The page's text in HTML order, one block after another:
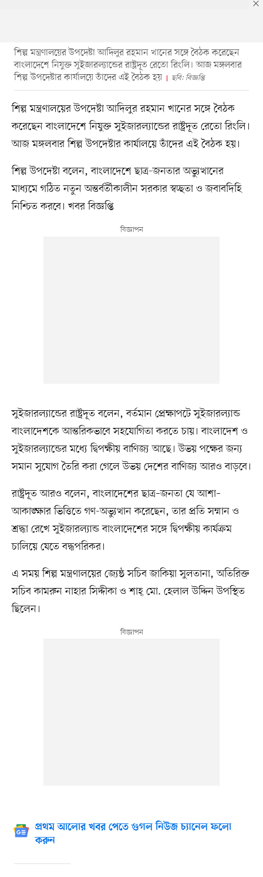
শিল্প মন্ত্রণালয়ের উপদেষ্টা আদিলুর রহমান খানের সঙ্গে বৈঠক করেছেন
বাংলাদেশে নিযুক্ত সুইজারল্যান্ডের রাষ্ট্রদূত রেতো রিংলি। আজ মঙ্গলবার
শিল্প উপদেষ্টার কার্যালয়ে তাঁদের এই বৈঠক হয়
ছবি: বিজ্ঞপ্তি
শিল্প মন্ত্রণালয়ের উপদেষ্টা আদিলুর রহমান খানের সঙ্গে বৈঠক
করেছেন বাংলাদেশে নিযুক্ত সুইজারল্যান্ডের রাষ্ট্রদূত রেতো রিংলি।
আজ মঙ্গলবার শিল্প উপদেষ্টার কার্যালয়ে তাঁদের এই বৈঠক হয়।
শিল্প উপদেষ্টা বলেন, বাংলাদেশে ছাত্র-জনতার অভ্যুত্থানের
মাধ্যমে গঠিত নতুন অন্তর্বর্তীকালীন সরকার স্বচ্ছতা ও জবাবদিহি
নিশ্চিত করবে। খবর বিজ্ঞপ্তি
সুইজারল্যান্ডের রাষ্ট্রদূত বলেন, বর্তমান প্রেক্ষাপটে সুইজারল্যান্ড
বাংলাদেশকে আন্তরিকভাবে সহযোগিতা করতে চায়। বাংলাদেশ ও
সুইজারল্যান্ডের মধ্যে দ্বিপক্ষীয় বাণিজ্য আছে। উভয় পক্ষের জন্য
সমান সুযোগ তৈরি করা গেলে উভয় দেশের বাণিজ্য আরও বাড়বে।
রাষ্ট্রদূত আরও বলেন, বাংলাদেশের ছাত্র–জনতা যে আশা–
আকাঙ্ক্ষার ভিত্তিতে গণ-অভ্যুত্থান করেছেন, তার প্রতি সম্মান ও
শ্রদ্ধা রেখে সুইজারল্যান্ড বাংলাদেশের সঙ্গে দ্বিপক্ষীয় কার্যক্রম
চালিয়ে যেতে বদ্ধপরিকর।
এ সময় শিল্প মন্ত্রণালয়ের জ্যেষ্ঠ সচিব জাকিয়া সুলতানা, অতিরিক্ত
সচিব কামরুন নাহার সিদ্দীকা ও শাহ্ মো. হেলাল উদ্দিন উপস্থিত
ছিলেন।
প্রথম আলোর খবর পেতে গুগল নিউজ চ্যানেল ফলো
করুন